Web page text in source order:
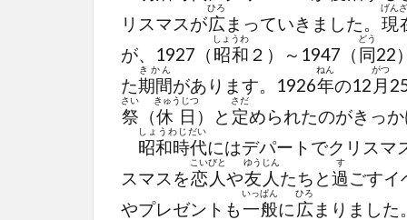
リスマスが広
ひろ
まっていきました。 現
げん
が、1927（ 昭和
しょうわ
２）～1947（ 同
どう
22
た期間
きかん
があります。1926年
ねん
の12 月
がつ
祭
さい
（休日
きゅうじつ
）と 定
さだ
められたのがきっ
昭和時代
しょうわじだい
にはデパートでクリスマ
スマスを恋人
こいびと
や友人
ゆうじん
たちと過
す
ごすイ
やプレゼントも一般
いっぱん
に 広
ひろ
まりました